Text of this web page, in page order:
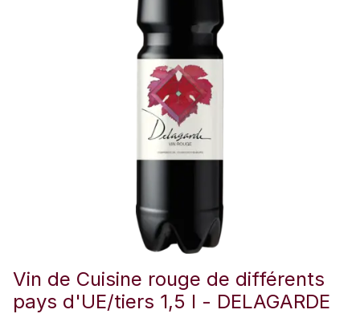
Vin de Cuisine rouge de différents
pays d'UE/tiers 1,5 l - DELAGARDE